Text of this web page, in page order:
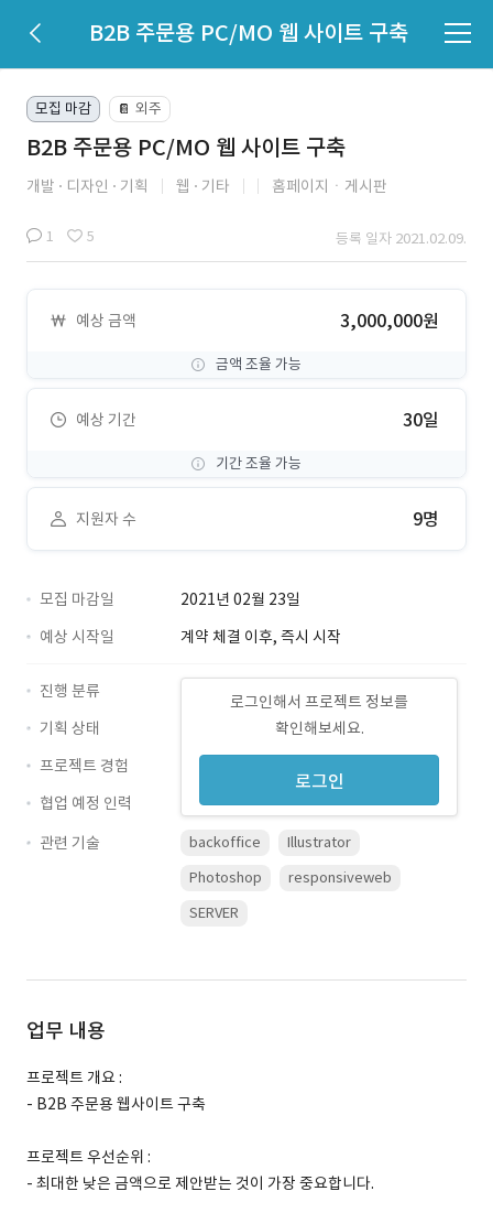
B2B 주문용 PC/MO 웹 사이트 구축
모집 마감 📔 외주
B2B 주문용 PC/MO 웹 사이트 구축
개발 디자인 기획 웹 기타 홈페이지ㆍ게시판
1 5 등록 일자 2021.02.09.
예상 금액 3,000,000원
금액 조율 가능
예상 기간 30일
기간 조율 가능
지원자 수 9명
모집 마감일
2021년 02월 23일
예상 시작일
계약 체결 이후, 즉시 시작
로그인해서 프로젝트 정보를
확인해보세요.
로그인
진행 분류
기획 상태
프로젝트 경험
협업 예정 인력
관련 기술
backoffice
Illustrator
Photoshop
responsiveweb
SERVER
업무 내용
프로젝트 개요 :
- B2B 주문용 웹사이트 구축
프로젝트 우선순위 :
- 최대한 낮은 금액으로 제안받는 것이 가장 중요합니다.